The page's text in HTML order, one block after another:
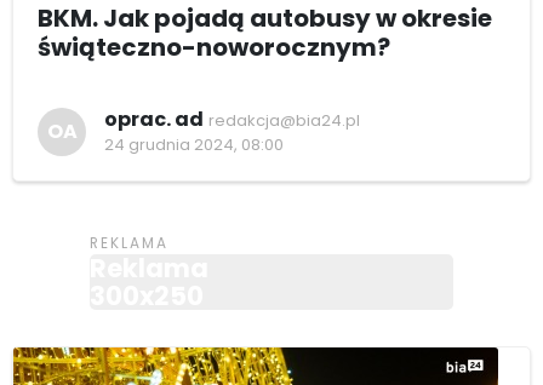
BKM. Jak pojadą autobusy w okresie
świąteczno-noworocznym?
OA oprac. ad redakcja@bia24.pl
24 grudnia 2024, 08:00